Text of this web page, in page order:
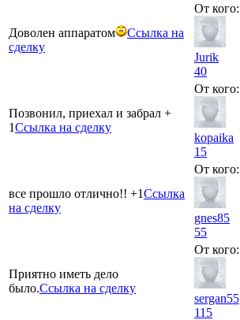
Доволен аппаратом
Ссылка на
сделку
От кого:
Jurik
40
Позвонил, приехал и забрал +
1Ссылка на сделку
От кого:
kopaika
15
все прошло отлично!! +1Ссылка
на сделку
От кого:
gnes85
55
Приятно иметь дело
было.Ссылка на сделку
От кого:
sergan55
115